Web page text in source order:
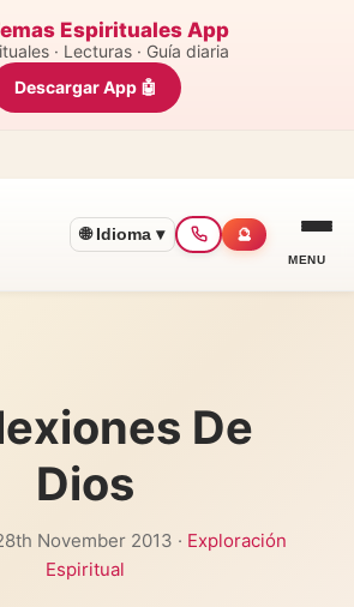
Espirituales App
· Lecturas · Guía diaria
Descargar App 🤖
🌐 Idioma ▾ 🔮
MENU
De
Dios
November 2013 · Exploración
Espiritual